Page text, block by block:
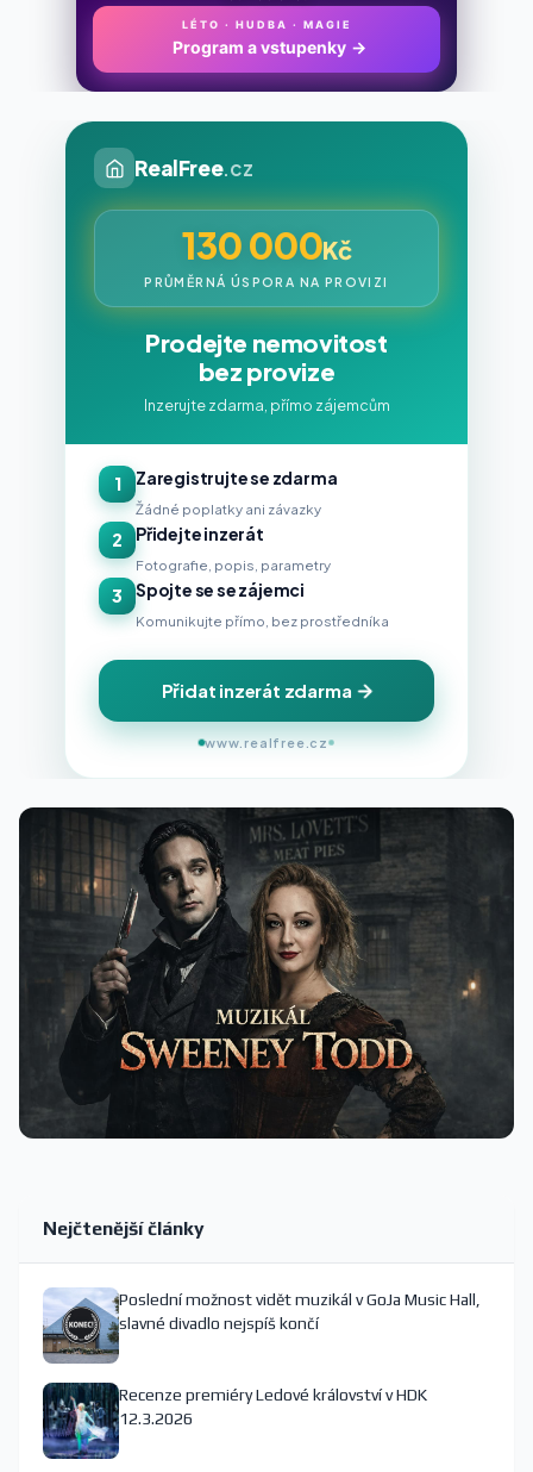
LÉTO · HUDBA · MAGIE
Program a vstupenky →
RealFree.cz
130 000Kč
PRŮMĚRNÁ ÚSPORA NA PROVIZI
Prodejte nemovitost
bez provize
Inzerujte zdarma, přímo zájemcům
1 Zaregistrujte se zdarma
Žádné poplatky ani závazky
2 Přidejte inzerát
Fotografie, popis, parametry
3 Spojte se se zájemci
Komunikujte přímo, bez prostředníka
Přidat inzerát zdarma
www.realfree.cz
Nejčtenější články
Poslední možnost vidět muzikál v GoJa Music Hall,
slavné divadlo nejspíš končí
Recenze premiéry Ledové království v HDK
12.3.2026